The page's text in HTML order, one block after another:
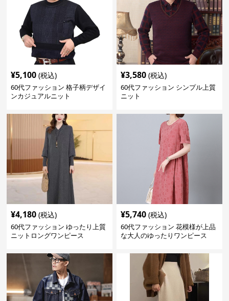
¥5,100 (税込)
60代ファッション 格子柄デザイ
ンカジュアルニット
¥3,580 (税込)
60代ファッション シンプル上質
ニット
¥4,180 (税込)
60代ファッション ゆったり上質
ニットロングワンピース
¥5,740 (税込)
60代ファッション 花模様が上品
な大人のゆったりワンピース